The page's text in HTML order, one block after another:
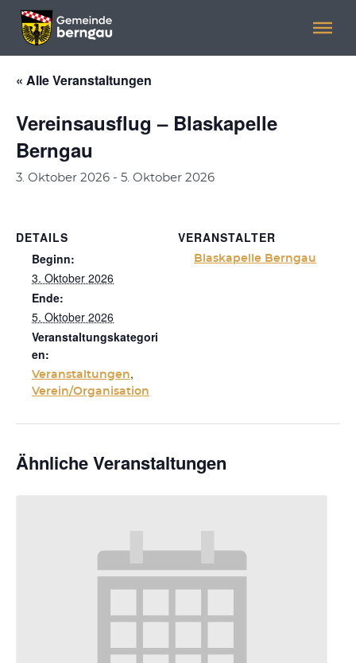
Menü überspringen
Menü überspringen
« Alle Veranstaltungen
Vereinsausflug – Blaskapelle
Berngau
3. Oktober 2026 - 5. Oktober 2026
DETAILS
Beginn:
3. Oktober 2026
Ende:
5. Oktober 2026
Veranstaltungskategori
en:
Veranstaltungen,
Verein/Organisation
VERANSTALTER
Blaskapelle Berngau
Ähnliche Veranstaltungen